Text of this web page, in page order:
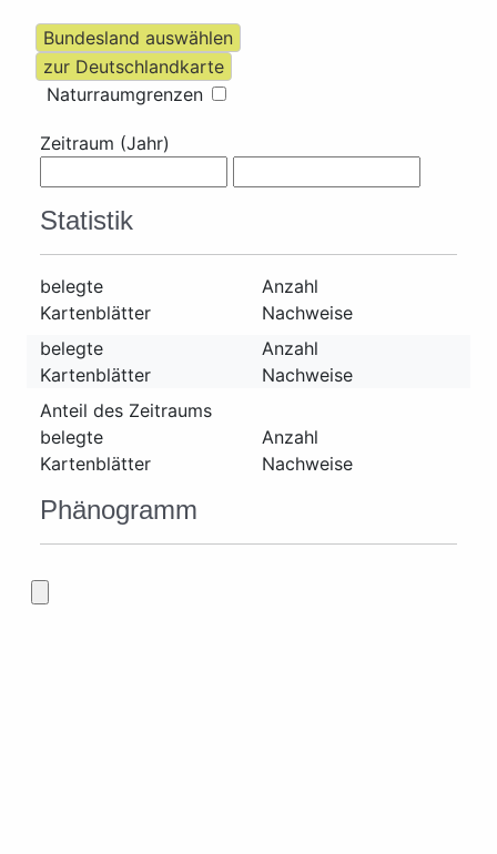
Naturraumgrenzen
Zeitraum (Jahr)
Statistik
belegte
Kartenblätter
Anzahl
Nachweise
belegte
Kartenblätter
Anzahl
Nachweise
Anteil des Zeitraums
belegte
Kartenblätter
Anzahl
Nachweise
Phänogramm